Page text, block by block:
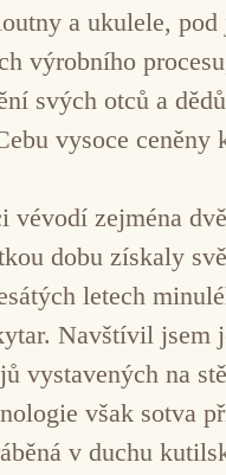
a ukulele,
výrobního
svých otců a
vysoce
vévodí zejména
dobu získaly
letech
Navštívil
vystavených na
však sotva
v duchu